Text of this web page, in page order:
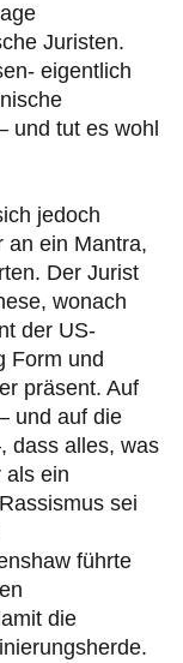
Juristen.
eigentlich
und tut es wohl
jedoch
an ein Mantra,
Der Jurist
wonach
der US-
Form und
präsent. Auf
und auf die
dass alles, was
als ein
sei
führte
die